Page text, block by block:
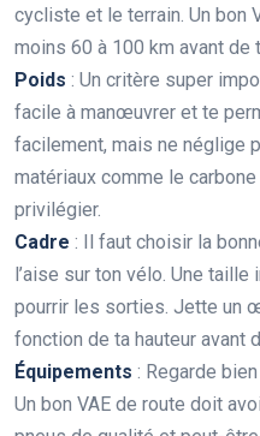
cycliste et le terrain. Un bon
moins 60 à 100 km avant de
Poids : Un critère super
facile à manœuvrer et te
facilement, mais ne néglige
matériaux comme le carbone
privilégier.
Cadre : Il faut choisir la
l’aise sur ton vélo. Une
pourrir les sorties. Jette un
fonction de ta hauteur avant
Équipements : Regarde
Un bon VAE de route doit